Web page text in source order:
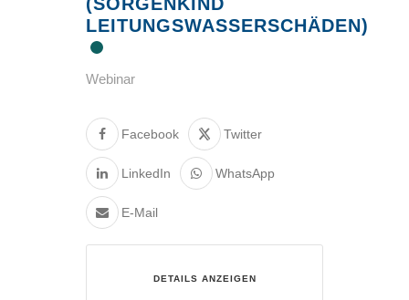
LEITUNGSWASSERSCHÄDEN)
Webinar
Facebook Twitter
LinkedIn WhatsApp
E-Mail
DETAILS ANZEIGEN